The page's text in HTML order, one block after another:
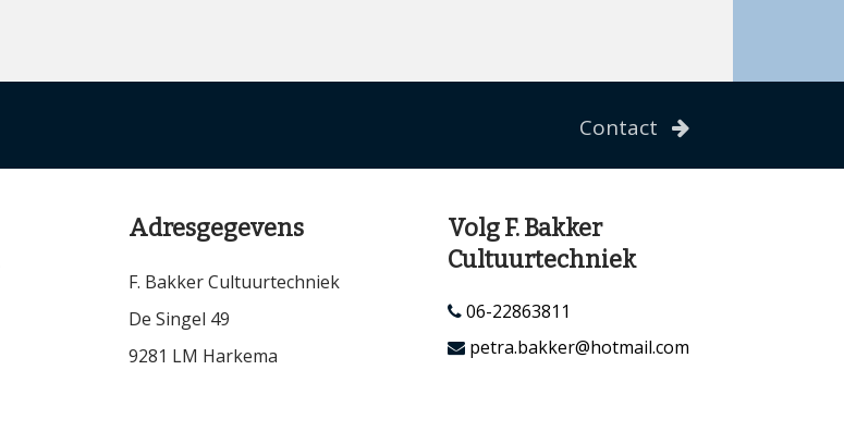
Contact
Adresgegevens
F. Bakker Cultuurtechniek
De Singel 49
9281 LM Harkema
Volg F. Bakker
Cultuurtechniek
06-22863811
petra.bakker@hotmail.com